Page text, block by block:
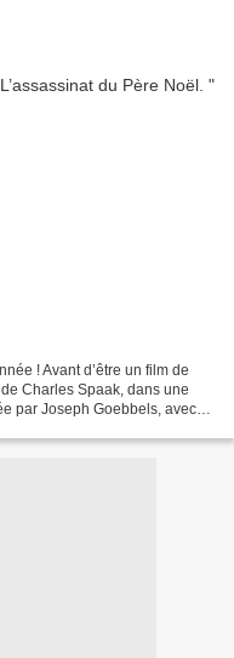
! Avant d’être un film de
Charles Spaak, dans une
par Joseph Goebbels, avec